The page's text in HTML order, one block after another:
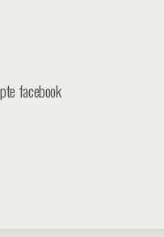
facebook